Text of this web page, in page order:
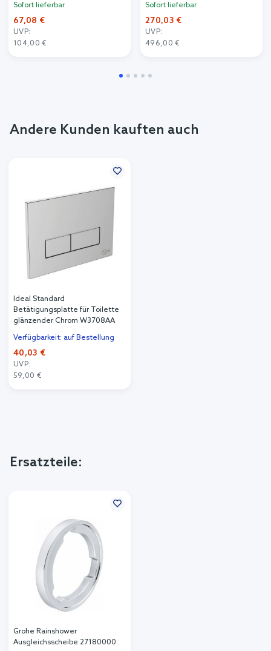
Sofort lieferbar
67,08 €
UVP:
104,00 €
Sofort lieferbar
270,03 €
UVP:
496,00 €
Andere Kunden kauften auch
Ideal Standard
Betätigungsplatte für Toilette
glänzender Chrom W3708AA
Verfügbarkeit: auf Bestellung
40,03 €
UVP:
59,00 €
Ersatzteile:
Grohe Rainshower
Ausgleichsscheibe 27180000